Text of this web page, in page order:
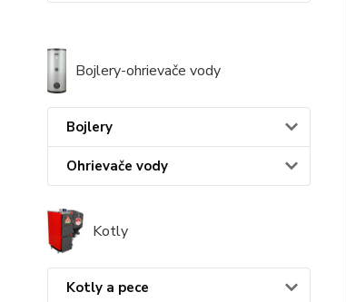
Bojlery-ohrievače vody
Bojlery
Ohrievače vody
Kotly
Kotly a pece